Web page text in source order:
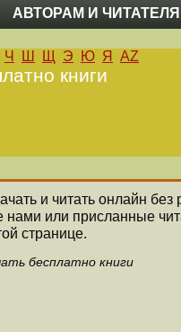
АВТОРАМ И
Ч Ш Щ Э Ю Я AZ
книги
и читать онлайн без
или присланные
странице.
бесплатно книги